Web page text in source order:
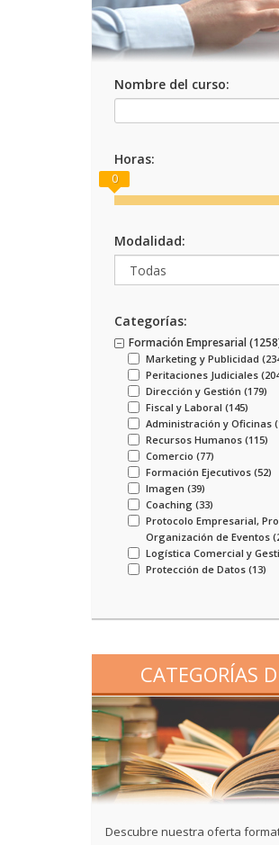
Nombre del curso:
Horas:
0
Modalidad:
Categorías:
Formación Empresarial (1258
Marketing y Publicidad (
Peritaciones Judiciales (
Dirección y Gestión (179)
Fiscal y Laboral (145)
Administración y Oficinas (
Recursos Humanos (115)
Comercio (77)
Formación Ejecutivos (52)
Imagen (39)
Coaching (33)
Protocolo Empresarial,
Organización de Eventos (
Logística Comercial y
Protección de Datos (13)
CATEGORÍAS
Descubre nuestra oferta